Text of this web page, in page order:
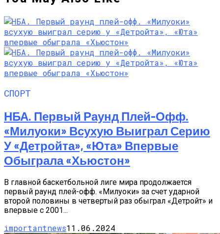
СПОРТ
НБА. Первый Раунд Плей-Офф.
«Милуоки» Всухую Выиграл Серию
У «Детройта», «Юта» Впервые
Обыграла «Хьюстон»
В главной баскетбольной лиге мира продолжается
первый раунд плей-офф. «Милуоки» за счет ударной
второй половины в четвертый раз обыграл «Детройт» и
впервые с 2001...
importantnews11.06.2024